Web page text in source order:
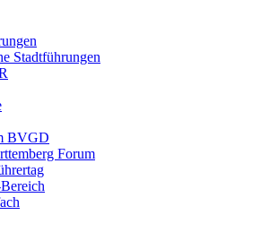
Stadtführungen
BVGD
Forum